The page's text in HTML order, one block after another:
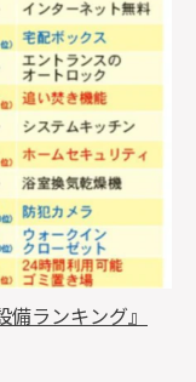
ランキング』